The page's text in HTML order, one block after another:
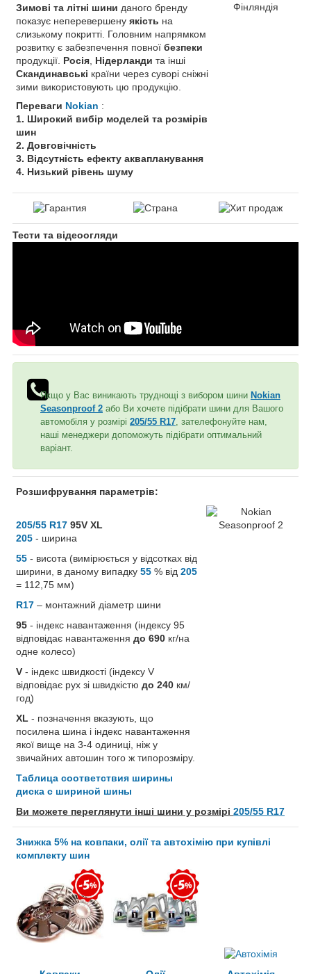
Зимові та літні шини даного бренду
показує неперевершену якість на
слизькому покритті. Головним напрямком
розвитку є забезпечення повної безпеки
продукції. Росія Нідерланди та інші
Скандинавські країни через суворі сніжні
зими використовують цю продукцію.
Переваги Nokian :
1. Широкий вибір моделей та розмірів
шин
2. Довговічність
3. Відсутність ефекту аквапланування
4. Низький рівень шуму
Фінляндія
Тести та відеоогляди
Якщо у Вас виникають труднощі з вибором шини Nokian
Seasonproof 2 або Ви хочете підібрати шини для Вашого
автомобіля у розмірі 205/55 R17 , зателефонуйте нам,
наші менеджери допоможуть підібрати оптимальний
варіант.
Розшифрування параметрів:
205/55 R17 95V XL
205 - ширина
55 - висота (вимірюється у відсотках від
ширини, в даному випадку 55 % від 205
= 112,75 мм)
R17 – монтажний діаметр шини
95 - індекс навантаження (індексу 95
відповідає навантаження до 690 кг/на
одне колесо)
V - індекс швидкості (індексу V
відповідає рух зі швидкістю до 240 км/
год)
XL - позначення вказують, що
посилена шина і індекс навантаження
якої вище на 3-4 одиниці, ніж у
звичайних автошин того ж типорозміру.
Таблица соответствия ширины
диска с шириной шины
Ви можете переглянути інші шини у розмірі 205/55 R17
Знижка 5% на ковпаки, олії та автохімію при купівлі
комплекту шин